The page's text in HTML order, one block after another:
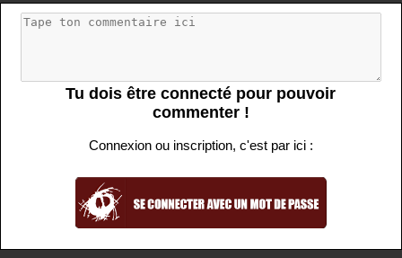
Tu dois être connecté pour pouvoir
commenter !
Connexion ou inscription, c'est par ici :